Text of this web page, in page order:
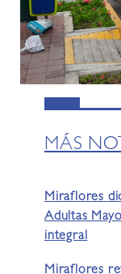
MÁS
Miraflores
Adultas
integral
Miraflores